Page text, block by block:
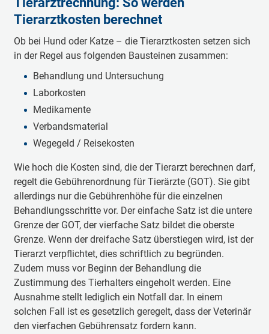
Tierarztkosten berechnet
Ob bei Hund oder Katze – die Tierarztkosten setzen sich
in der Regel aus folgenden Bausteinen zusammen:
Behandlung und Untersuchung
Laborkosten
Medikamente
Verbandsmaterial
Wegegeld / Reisekosten
Wie hoch die Kosten sind, die der Tierarzt berechnen darf,
regelt die Gebührenordnung für Tierärzte (GOT). Sie gibt
allerdings nur die Gebührenhöhe für die einzelnen
Behandlungsschritte vor. Der einfache Satz ist die untere
Grenze der GOT, der vierfache Satz bildet die oberste
Grenze. Wenn der dreifache Satz überstiegen wird, ist der
Tierarzt verpflichtet, dies schriftlich zu begründen.
Zudem muss vor Beginn der Behandlung die
Zustimmung des Tierhalters eingeholt werden. Eine
Ausnahme stellt lediglich ein Notfall dar. In einem
solchen Fall ist es gesetzlich geregelt, dass der Veterinär
den vierfachen Gebührensatz fordern kann.